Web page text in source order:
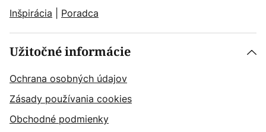
Inšpirácia
Poradca
Užitočné informácie
Ochrana osobných údajov
Zásady používania cookies
Obchodné podmienky